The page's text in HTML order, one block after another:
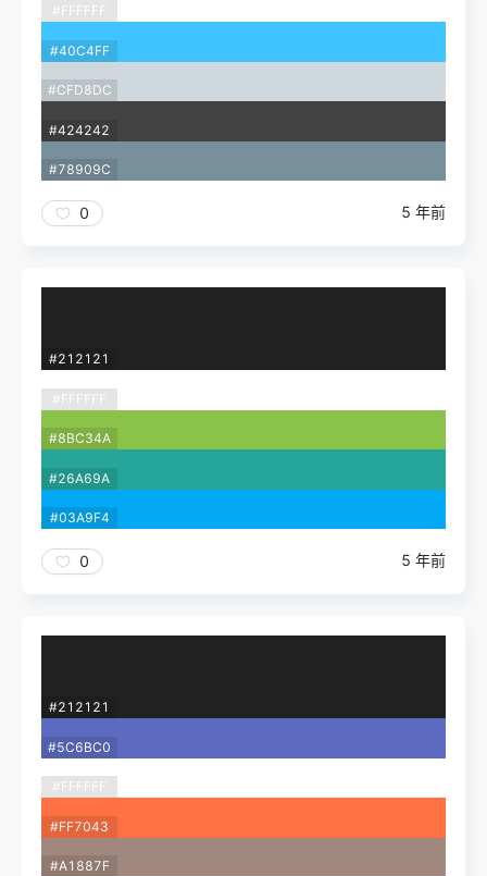
#FFFFFF
#40C4FF
#CFD8DC
#424242
#78909C
0 5 年前
#212121
#FFFFFF
#8BC34A
#26A69A
#03A9F4
0 5 年前
#212121
#5C6BC0
#FFFFFF
#FF7043
#A1887F